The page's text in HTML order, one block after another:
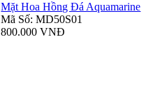
Mặt Hoa Hồng Đá Aquamarine
Mã Số: MD50S01
800.000 VNĐ